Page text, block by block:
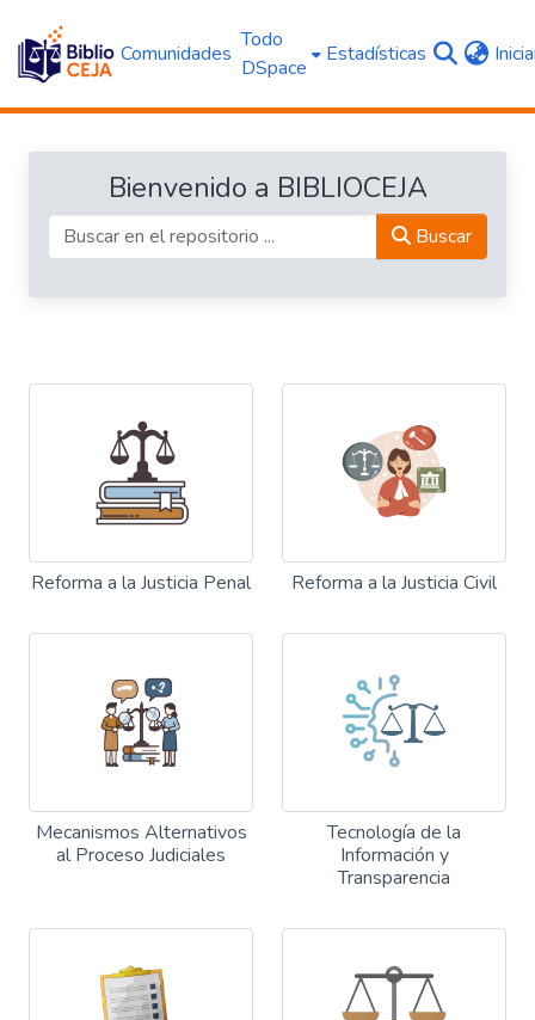
Comunidades
Todo
DSpace
Estadísticas
Bienvenido a BIBLIOCEJA
Buscar
Reforma a la Justicia Penal Reforma a la Justicia Civil
Mecanismos Alternativos
al Proceso Judiciales
Tecnología de la
Información y
Transparencia